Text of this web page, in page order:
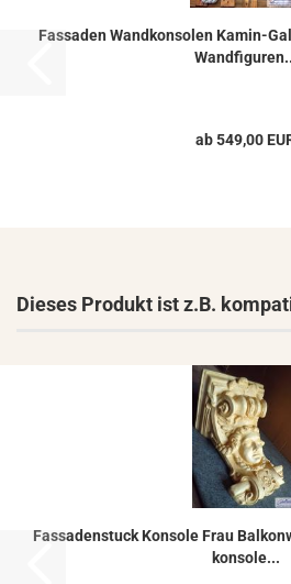
Fas­sa­den Wand­kon­so­len Kamin-​​
ab 549,00
Dieses Produkt ist z.B.
Fas­sa­den­stuck Kon­so­le Frau
kon­so­le...